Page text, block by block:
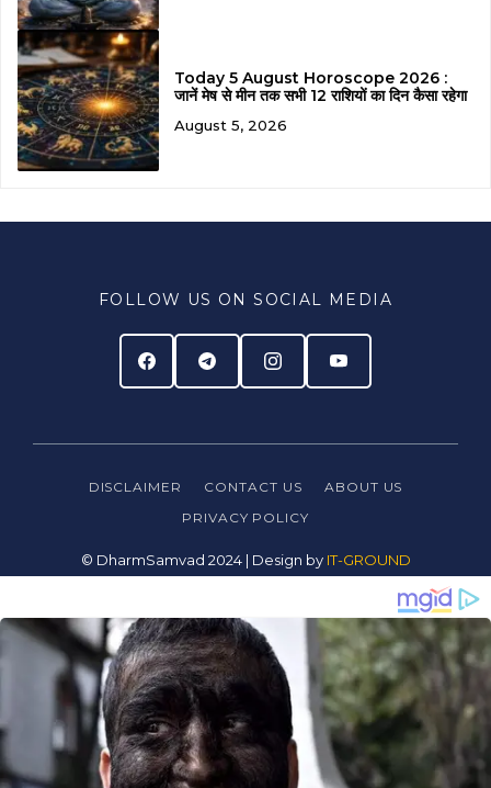
Today 5 August Horoscope 2026 :
जानें मेष से मीन तक सभी 12 राशियों का दिन कैसा रहेगा
August 5, 2026
FOLLOW US ON SOCIAL MEDIA
DISCLAIMER CONTACT US
ABOUT US
PRIVACY POLICY
© DharmSamvad 2024 | Design byIT-GROUND